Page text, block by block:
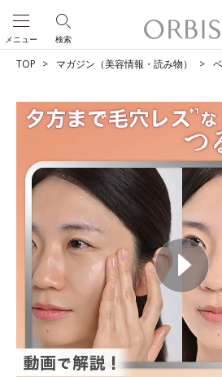
検索
メニュー
TOP マガジン（美容情報・読み物）